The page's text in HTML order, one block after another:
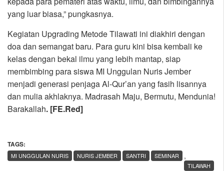
yang luar biasa,” pungkasnya.
Kegiatan Upgrading Metode Tilawati ini diakhiri dengan
doa dan semangat baru. Para guru kini bisa kembali ke
kelas dengan bekal ilmu yang lebih mantap, siap
membimbing para siswa MI Unggulan Nuris Jember
menjadi generasi penjaga Al-Qur’an yang fasih lisannya
dan mulia akhlaknya. Madrasah Maju, Bermutu, Mendunia!
Barakallah. [FE.Red]
TAGS:
,
MI UNGGULAN NURIS NURIS JEMBER SANTRI
SEMINAR
TILAWAH